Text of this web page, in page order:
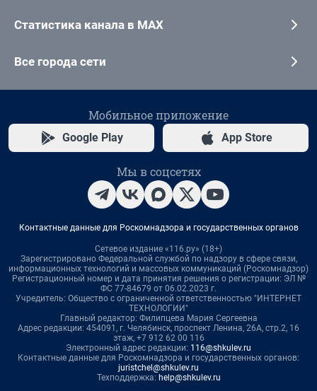
Статистика канала в MAX
Все города сети
Мобильное приложение
Google Play App Store
Мы в соцсетях
Контактные данные для Роскомнадзора и государственных органов
Сетевое издание «116.ру» (18+)
Зарегистрировано Федеральной службой по надзору в сфере связи,
информационных технологий и массовых коммуникаций (Роскомнадзор)
Регистрационный номер и дата принятия решения о регистрации: ЭЛ №
ФС 77-84679 от 06.02.2023 г.
Учредитель: Общество с ограниченной ответственностью "ИНТЕРНЕТ
ТЕХНОЛОГИИ"
Главный редактор: Филипцева Мария Сергеевна
Адрес редакции: 454091, г. Челябинск, проспект Ленина, 26А, стр.2, 16
этаж, +7 912 62 00 116
Электронный адрес редакции: 116@shkulev.ru
Контактные данные для Роскомнадзора и государственных органов:
juristchel@shkulev.ru
Техподдержка: help@shkulev.ru